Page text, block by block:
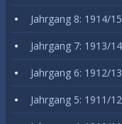
Jahrgang 8: 1914/15
Jahrgang 7: 1913/14
Jahrgang 6: 1912/13
Jahrgang 5: 1911/12